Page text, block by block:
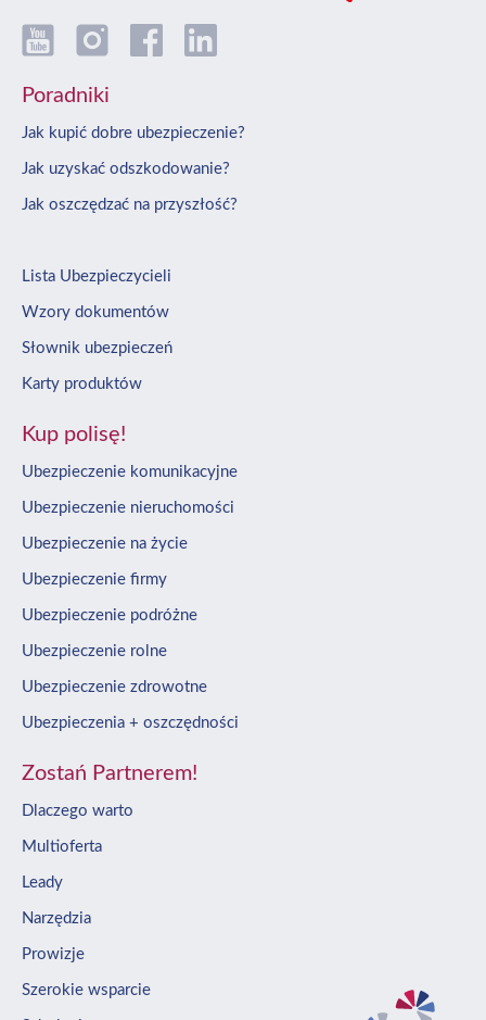
Zostań Partnerem!
Dlaczego warto
Multioferta
Leady
Narzędzia
Prowizje
Szerokie wsparcie
Kup polisę!
Ubezpieczenie komunikacyjne
Ubezpieczenie nieruchomości
Ubezpieczenie na życie
Ubezpieczenie firmy
Ubezpieczenie podróżne
Ubezpieczenie rolne
Ubezpieczenie zdrowotne
Ubezpieczenia + oszczędności
Poradniki
Jak kupić dobre ubezpieczenie?
Jak uzyskać odszkodowanie?
Jak oszczędzać na przyszłość?
Lista Ubezpieczycieli
Wzory dokumentów
Słownik ubezpieczeń
Karty produktów